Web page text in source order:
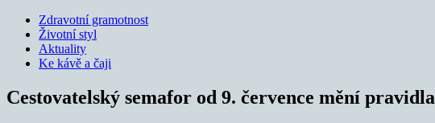
Zdravotní gramotnost
Životní styl
Aktuality
Ke kávě a čaji
Cestovatelský semafor od 9. července mění pravidla